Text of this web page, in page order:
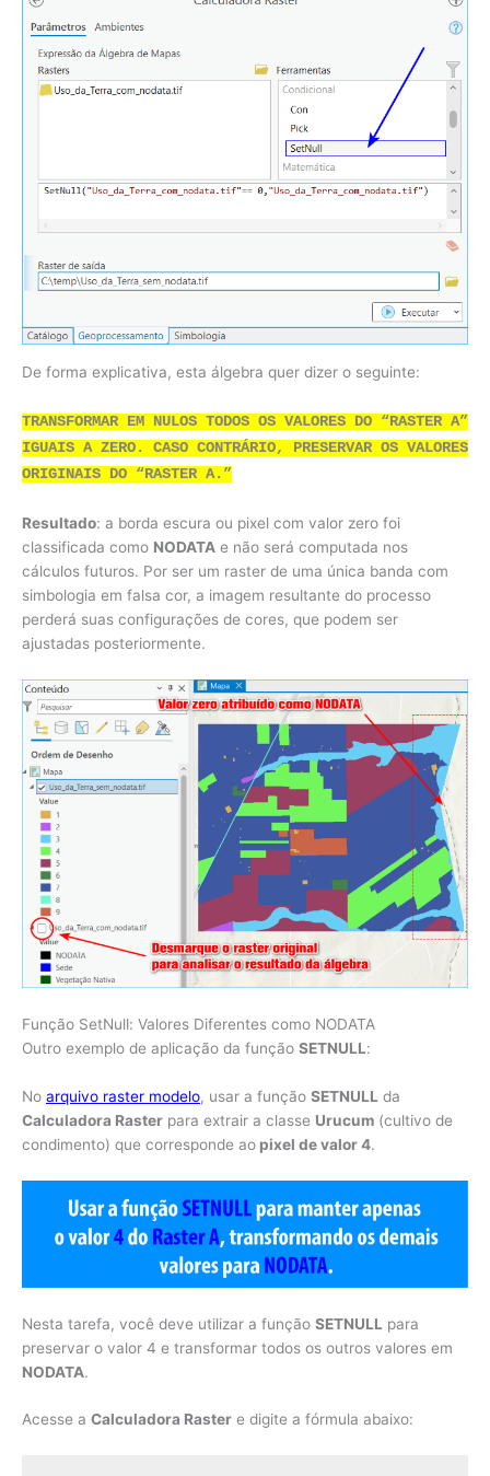
De forma explicativa, esta álgebra quer dizer o seguinte:
TRANSFORMAR EM NULOS TODOS OS VALORES DO “RASTER A”
IGUAIS A ZERO. CASO CONTRÁRIO, PRESERVAR OS VALORES
ORIGINAIS DO “RASTER A.”
Resultado: a borda escura ou pixel com valor zero foi
classificada como NODATA e não será computada nos
cálculos futuros. Por ser um raster de uma única banda com
simbologia em falsa cor, a imagem resultante do processo
perderá suas configurações de cores, que podem ser
ajustadas posteriormente.
Função SetNull: Valores Diferentes como NODATA
Outro exemplo de aplicação da função SETNULL:
No arquivo raster modelo, usar a função SETNULL da
Calculadora Raster para extrair a classe Urucum (cultivo de
condimento) que corresponde ao pixel de valor 4.
Nesta tarefa, você deve utilizar a função SETNULL para
preservar o valor 4 e transformar todos os outros valores em
NODATA.
Acesse a Calculadora Raster e digite a fórmula abaixo: